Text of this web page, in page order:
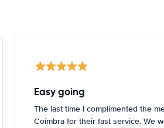
Easy going
The last time I complimented the
Coimbra for their fast service. We